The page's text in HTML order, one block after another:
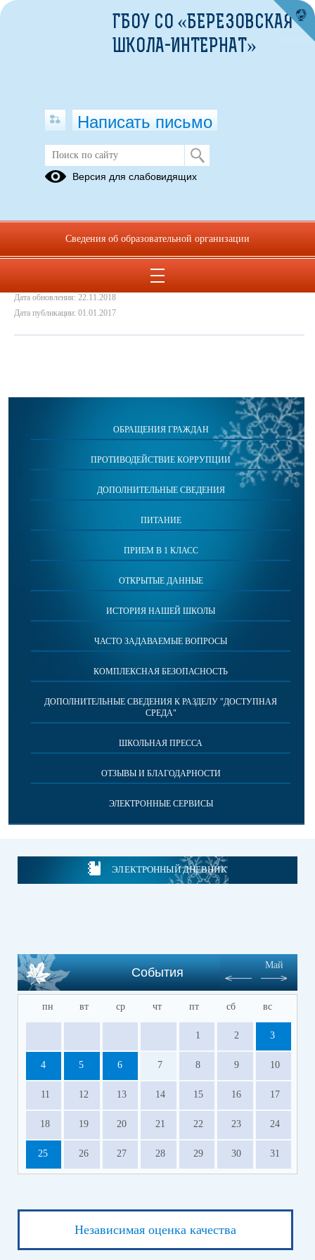
Итоги конкурса чтецов
Итоги конкурса чтецов 2017
Дата обновления: 22.11.2018
Дата публикации: 01.01.2017
ОБРАЩЕНИЯ ГРАЖДАН
ПРОТИВОДЕЙСТВИЕ КОРРУПЦИИ
ДОПОЛНИТЕЛЬНЫЕ СВЕДЕНИЯ
ПИТАНИЕ
ПРИЕМ В 1 КЛАСС
ОТКРЫТЫЕ ДАННЫЕ
ИСТОРИЯ НАШЕЙ ШКОЛЫ
ЧАСТО ЗАДАВАЕМЫЕ ВОПРОСЫ
КОМПЛЕКСНАЯ БЕЗОПАСНОСТЬ
ДОПОЛНИТЕЛЬНЫЕ СВЕДЕНИЯ К РАЗДЕЛУ "ДОСТУПНАЯ
СРЕДА"
ШКОЛЬНАЯ ПРЕССА
ОТЗЫВЫ И БЛАГОДАРНОСТИ
ЭЛЕКТРОННЫЕ СЕРВИСЫ
ЭЛЕКТРОННЫЙ ДНЕВНИК
События
Май
пн вт ср чт пт сб вс
1 2 3
4 5 6 7 8 9 10
11 12 13 14 15 16 17
18 19 20 21 22 23 24
25 26 27 28 29 30 31
Независимая оценка качества
ГБОУ СО «БЕРЕЗОВСКАЯ
ШКОЛА-ИНТЕРНАТ»
Написать письмо
Версия для слабовидящих
Сведения об образовательной организации